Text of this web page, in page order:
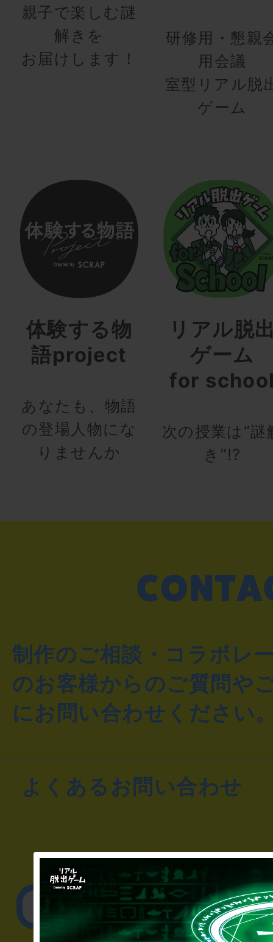
親子で楽しむ謎
解きを
お届けします！
研修用・懇親
用会議
室型リアル脱
ゲーム
体験する物
語project
あなたも、物語
の登場人物にな
りませんか
リアル脱
ゲーム
for
次の授業は“謎
き”!?
制作のご相談・コラボレ
のお客様からのご質問や
にお問い合わせください
よくあるお問い合わせ
▼一般のお客様
公演内容、チケット